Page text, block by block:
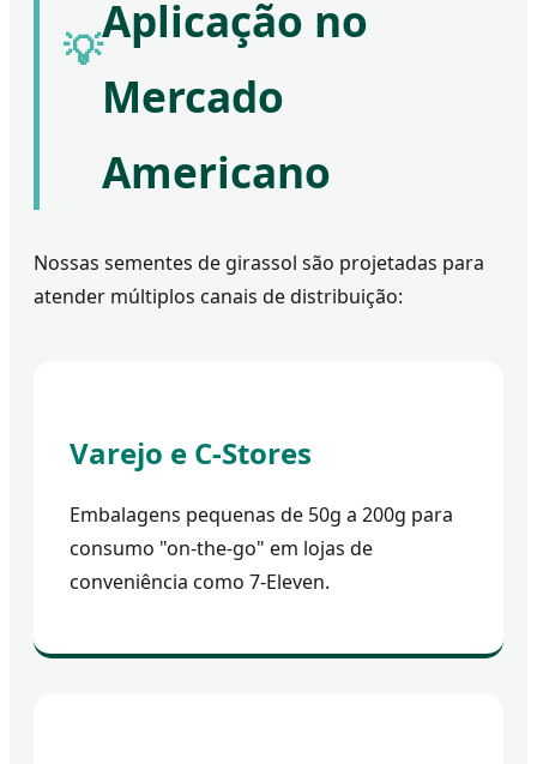
💡
Aplicação no
Mercado
Americano
Nossas sementes de girassol são projetadas para
atender múltiplos canais de distribuição:
Varejo e C-Stores
Embalagens pequenas de 50g a 200g para
consumo "on-the-go" em lojas de
conveniência como 7-Eleven.